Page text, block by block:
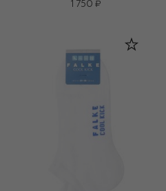
1 750 ₽